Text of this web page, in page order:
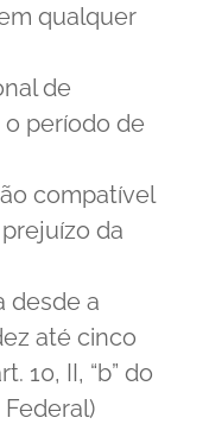
qualquer
de
período de
compatível
da
desde a
até cinco
10, II, “b” do